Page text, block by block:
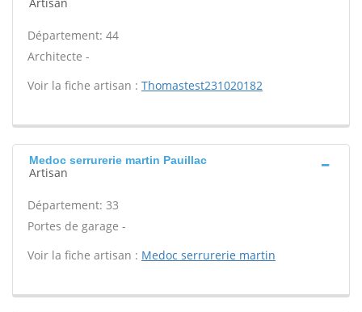
Département: 44
Architecte -
Voir la fiche artisan : Thomastest231020182
Medoc serrurerie martin Pauillac
Artisan
Département: 33
Portes de garage -
Voir la fiche artisan : Medoc serrurerie martin